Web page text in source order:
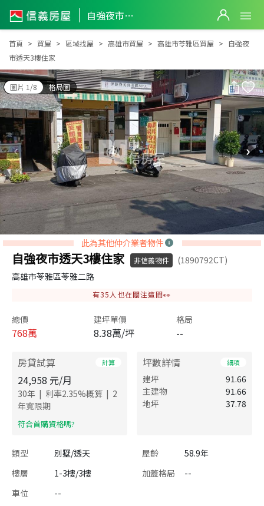
自強夜市透天3樓住家
自強夜市透天3樓住家
首頁 買屋 區域找屋 高雄市買屋 高雄市苓雅區買屋
自強夜
市透天3樓住家
圖片 1/8 格局圖
此為其他仲介業者物件
自強夜市透天3樓住家 非信義物件
(1890792CT)
高雄市苓雅區苓雅二路
有35 人也在關注這間👀
總價
768萬
建坪單價
8.38萬/坪
格局
--
房貸試算 計算
24,958 元/月
30年 | 利率2.35%概算 | 2
年寬限期
​符合首購資格嗎?
坪數詳情 細項
建坪
91.66
主建物
91.66
地坪
37.78
類型 別墅/透天 屋齡
58.9年
樓層
1-3樓/3樓 加蓋格局
--
車位
--